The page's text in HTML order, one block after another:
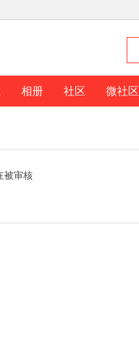
相册 社区 微社区
被审核